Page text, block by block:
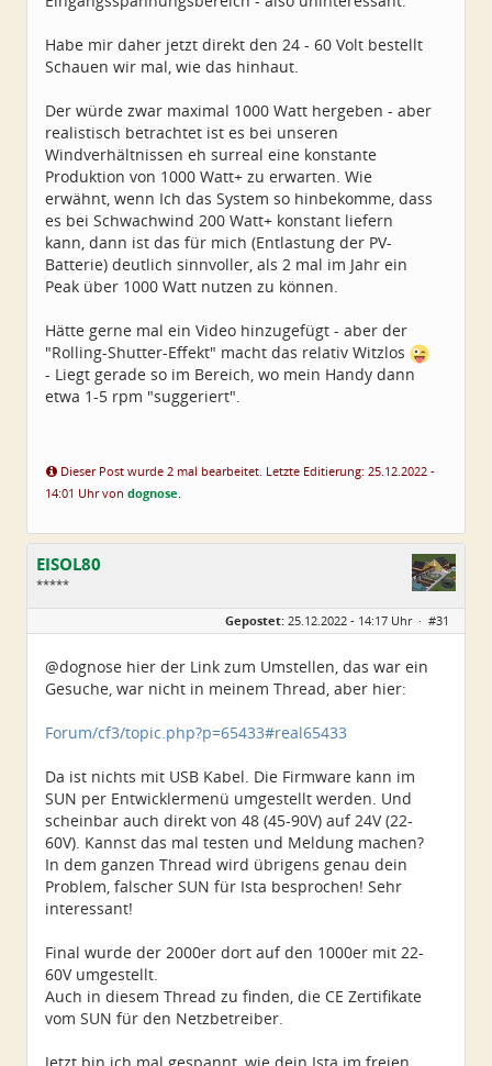
Habe mir daher jetzt direkt den 24 - 60 Volt bestellt
Schauen wir mal, wie das hinhaut.
Der würde zwar maximal 1000 Watt hergeben - aber
realistisch betrachtet ist es bei unseren
Windverhältnissen eh surreal eine konstante
Produktion von 1000 Watt+ zu erwarten. Wie
erwähnt, wenn Ich das System so hinbekomme, dass
es bei Schwachwind 200 Watt+ konstant liefern
kann, dann ist das für mich (Entlastung der PV-
Batterie) deutlich sinnvoller, als 2 mal im Jahr ein
Peak über 1000 Watt nutzen zu können.
Hätte gerne mal ein Video hinzugefügt - aber der
"Rolling-Shutter-Effekt" macht das relativ Witzlos
- Liegt gerade so im Bereich, wo mein Handy dann
etwa 1-5 rpm "suggeriert".
Dieser Post wurde 2 mal bearbeitet. Letzte Editierung: 25.12.2022 -
14:01 Uhr von dognose.
EISOL80
*****
Geschlecht:
Alter:
45
Dabei seit:
07 / 2022
Gepostet: 25.12.2022 - 14:17 Uhr · #31
@dognose hier der Link zum Umstellen, das war ein
Gesuche, war nicht in meinem Thread, aber hier:
Forum/cf3/topic.php?p=65433#real65433
Da ist nichts mit USB Kabel. Die Firmware kann im
SUN per Entwicklermenü umgestellt werden. Und
scheinbar auch direkt von 48 (45-90V) auf 24V (22-
60V). Kannst das mal testen und Meldung machen?
In dem ganzen Thread wird übrigens genau dein
Problem, falscher SUN für Ista besprochen! Sehr
interessant!
Final wurde der 2000er dort auf den 1000er mit 22-
60V umgestellt.
Auch in diesem Thread zu finden, die CE Zertifikate
vom SUN für den Netzbetreiber.